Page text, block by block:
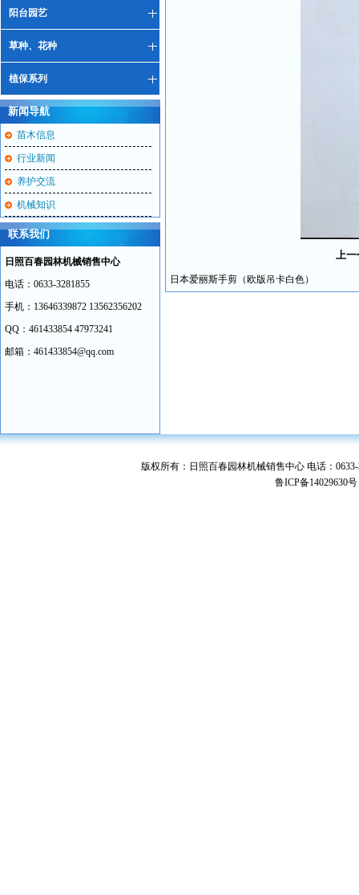
阳台园艺
草种、花种
植保系列
新闻导航
苗木信息
行业新闻
养护交流
机械知识
联系我们
日照百春园林机械销售中心
电话：0633-3281855
手机：13646339872 13562356202
QQ：461433854 47973241
邮箱：461433854@qq.com
上
日本爱丽斯手剪（欧版吊卡白色）
版权所有：日照百春园林机械销售中心 电话：
鲁ICP备14029630